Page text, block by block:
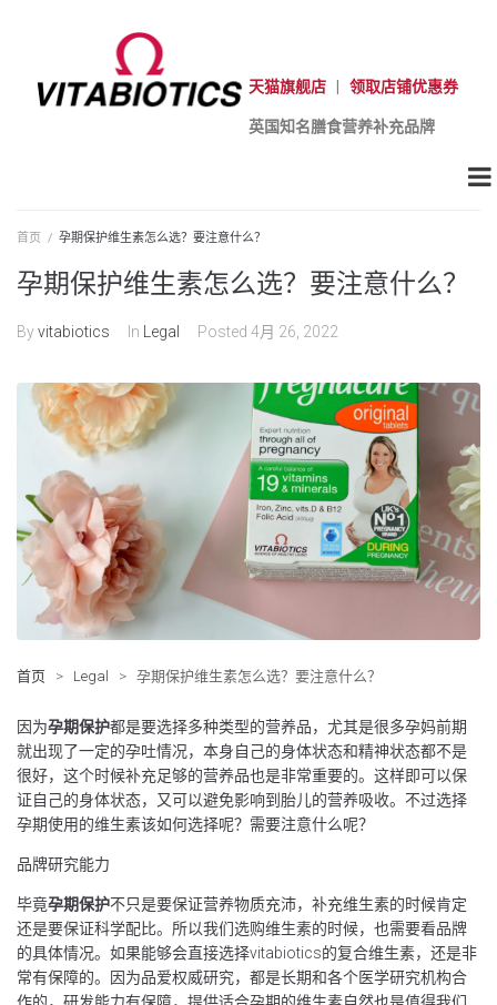
天猫旗舰店 领取店铺优惠券
英国知名膳食营养补充品牌
首页 / 孕期保护维生素怎么选？要注意什么？
孕期保护维生素怎么选？要注意什么？
Byvitabiotics In Legal Posted 4月 26, 2022
首页 > Legal > 孕期保护维生素怎么选？要注意什么？
因为孕期保护都是要选择多种类型的营养品，尤其是很多孕妈前期
就出现了一定的孕吐情况，本身自己的身体状态和精神状态都不是
很好，这个时候补充足够的营养品也是非常重要的。这样即可以保
证自己的身体状态，又可以避免影响到胎儿的营养吸收。不过选择
孕期使用的维生素该如何选择呢？需要注意什么呢？
品牌研究能力
毕竟孕期保护不只是要保证营养物质充沛，补充维生素的时候肯定
还是要保证科学配比。所以我们选购维生素的时候，也需要看品牌
的具体情况。如果能够会直接选择vitabiotics的复合维生素，还是非
常有保障的。因为品爱权威研究，都是长期和各个医学研究机构合